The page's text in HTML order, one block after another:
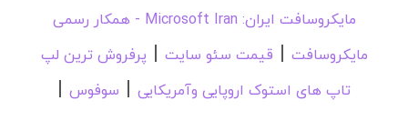
مایکروسافت ایران: Microsoft Iran - همکار رسمی
مایکروسافت | قیمت سئو سایت |پرفروش ترین لپ
تاپ های استوک اروپایی وآمریکایی | سوفوس |